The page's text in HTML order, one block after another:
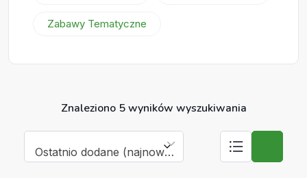
Znaleziono 5 wyników wyszukiwania
Ostatnio dodane (najnowsze)
Zabawy Tematyczne